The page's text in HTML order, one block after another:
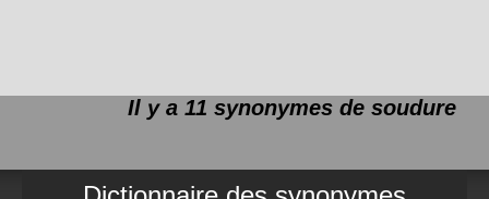
Il y a 11 synonymes de soudure